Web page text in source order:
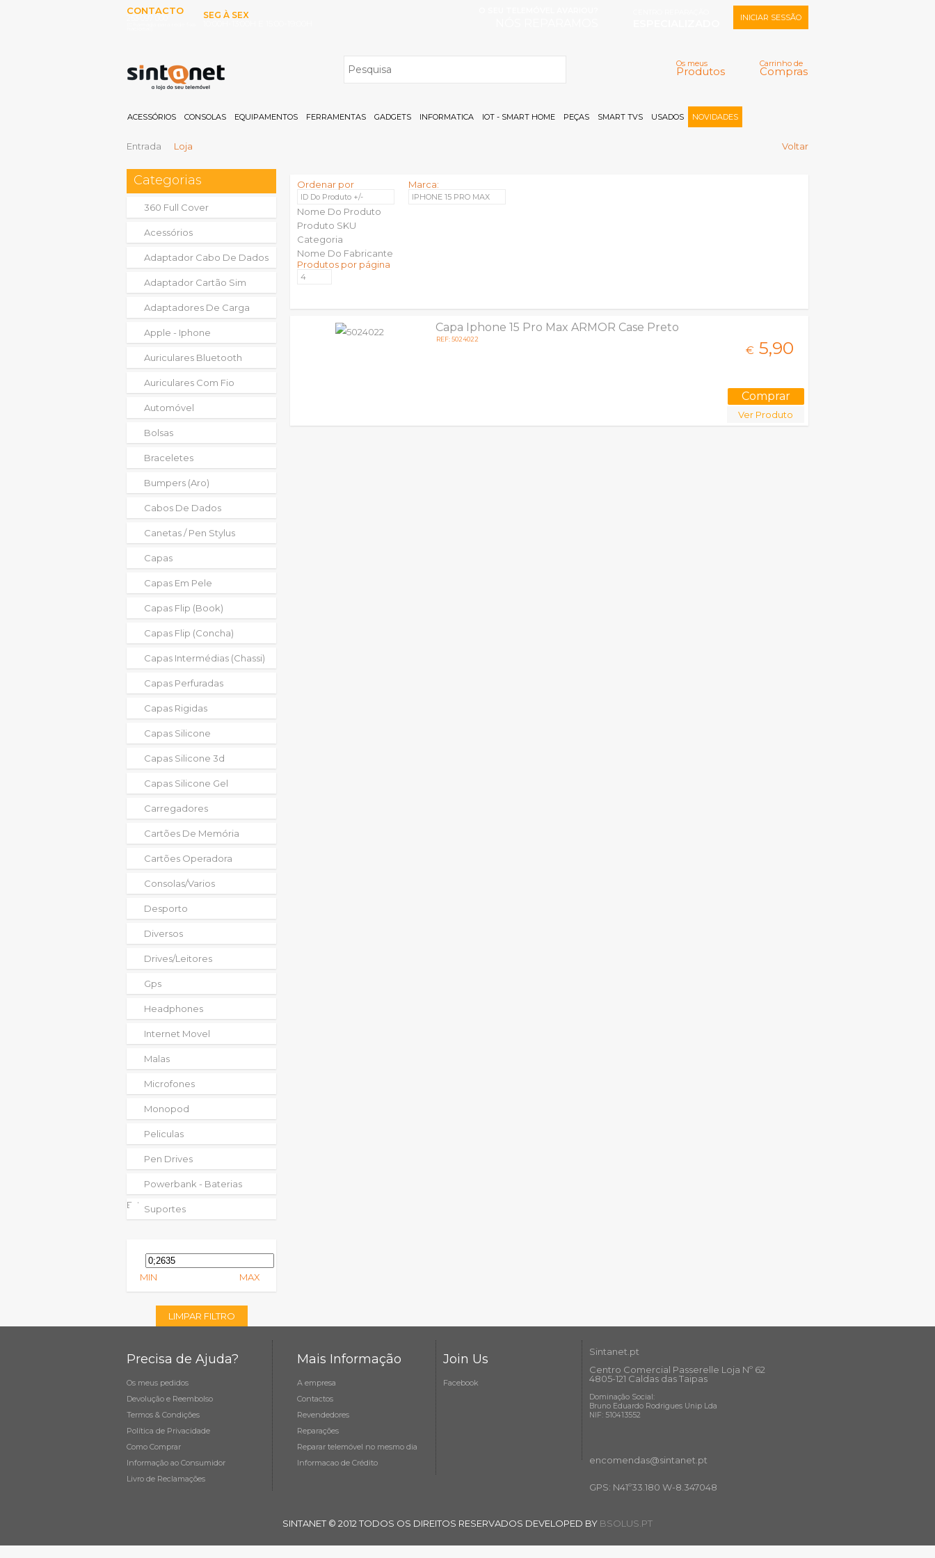
CONTACTO
SEG À SEX
Carrinho de
Compras
Os meus
Produtos
INICIAR SESSÃO
Memorizar
Registar |
ACESSÓRIOS CONSOLAS EQUIPAMENTOS FERRAMENTAS GADGETS INFORMATICA IOT - SMART HOME PEÇAS SMART TVS USADOS NOVIDADES
Entrada Loja Voltar
Categorias
360 Full Cover
Acessórios
Adaptador Cabo De Dados
Adaptador Cartão Sim
Adaptadores De Carga
Apple - Iphone
Auriculares Bluetooth
Auriculares Com Fio
Automóvel
Bolsas
Braceletes
Bumpers (aro)
Cabos De Dados
Canetas / Pen Stylus
Capas
Capas Em Pele
Capas Flip (book)
Capas Flip (concha)
Capas Intermédias (chassi)
Capas Perfuradas
Capas Rigidas
Capas Silicone
Capas Silicone 3d
Capas Silicone Gel
Carregadores
Cartões De Memória
Cartões Operadora
Consolas/varios
Desporto
Diversos
Drives/leitores
Gps
Headphones
Internet Movel
Malas
Microfones
Monopod
Peliculas
Pen Drives
Powerbank - Baterias
ExternasSuportes
MIN MAX
LIMPAR FILTRO
Ordenar por
ID Do Produto +/-
Nome Do Produto
Produto SKU
Categoria
Nome Do Fabricante
Marca:
IPHONE 15 PRO MAX
Produtos por página
Capa Iphone 15 Pro Max ARMOR Case Preto
REF: 5024022
€ 5,90
Ver Produto
Precisa de Ajuda?
Os meus pedidos
Devolução e Reembolso
Termos & Condições
Política de Privacidade
Como Comprar
Informação ao Consumidor
Livro de Reclamações
Mais Informação
A empresa
Contactos
Revendedores
Reparações
Reparar telemóvel no mesmo dia
Informacao de Crédito
Join Us
Facebook
Sintanet.pt
Centro Comercial Passerelle Loja Nº 62
4805-121 Caldas das Taipas
Dominação Social:
Bruno Eduardo Rodrigues Unip Lda
NIF: 510413552
encomendas@sintanet .pt
GPS: N41º33.180 W-8.347048
SINTANET © 2012 TODOS OS DIREITOS RESERVADOS DEVELOPED BY BSOLUS.PT